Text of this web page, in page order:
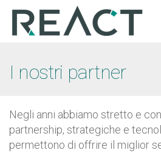
I nostri partner
Negli anni abbiamo stretto e
partnership, strategiche e
permettono di offrire il miglior